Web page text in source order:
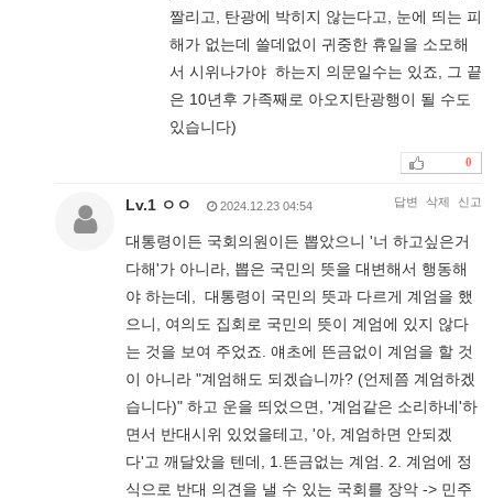
짤리고, 탄광에 박히지 않는다고, 눈에 띄는 피
해가 없는데 쓸데없이 귀중한 휴일을 소모해
서 시위나가야 하는지 의문일수는 있죠, 그 끝
은 10년후 가족째로 아오지탄광행이 될 수도
있습니다)
0
Lv.1 ㅇㅇ 2024.12.23 04:54 답변 삭제 신고
대통령이든 국회의원이든 뽑았으니 '너 하고싶은거
다해'가 아니라, 뽑은 국민의 뜻을 대변해서 행동해
야 하는데, 대통령이 국민의 뜻과 다르게 계엄을 했
으니, 여의도 집회로 국민의 뜻이 계엄에 있지 않다
는 것을 보여 주었죠. 얘초에 뜬금없이 계엄을 할 것
이 아니라 "계엄해도 되겠습니까? (언제쯤 계엄하겠
습니다)" 하고 운을 띄었으면, '계엄같은 소리하네'하
면서 반대시위 있었을테고, '아, 계엄하면 안되겠
다'고 깨달았을 텐데, 1.뜬금없는 계엄. 2. 계엄에 정
식으로 반대 의견을 낼 수 있는 국회를 장악 -> 민주